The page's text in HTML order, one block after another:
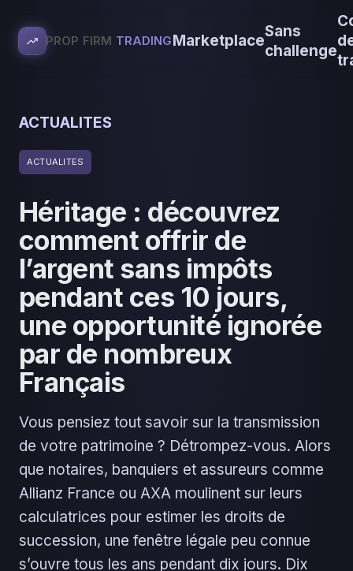
PROP FIRM TRADINGMarketplace
Sans
challenge
ACTUALITES
ACTUALITES
Héritage : découvrez
comment offrir de
l’argent sans impôts
pendant ces 10 jours,
une opportunité ignorée
par de nombreux
Français
Vous pensiez tout savoir sur la transmission
de votre patrimoine ? Détrompez-vous. Alors
que notaires, banquiers et assureurs comme
Allianz France ou AXA moulinent sur leurs
calculatrices pour estimer les droits de
succession, une fenêtre légale peu connue
s’ouvre tous les ans pendant dix jours. Dix